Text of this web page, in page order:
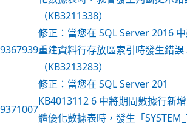
（KB3211338）
9367939
修正：當您在 SQL Server 2016
重建資料行存放區索引時發生錯誤
（KB3213283）
9371007
修正：當您在 SQL Server 201
KB4013112 6 中將期間數據行新
體優化數據表時，發生「